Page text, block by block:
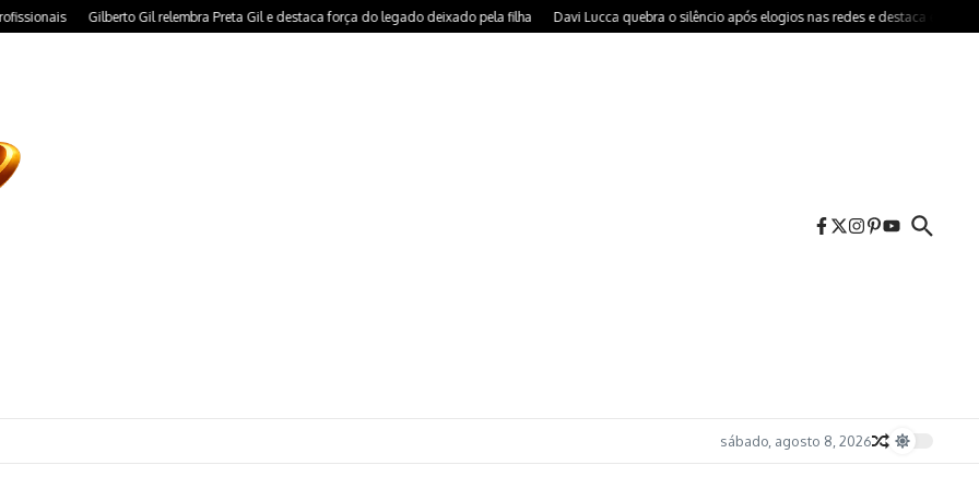
Gilberto Gil relembra Preta Gil e destaca força do legado deixado pela filha Davi Lucca quebra o silêncio após elogios nas redes e destaca educação
sábado, agosto 8, 2026